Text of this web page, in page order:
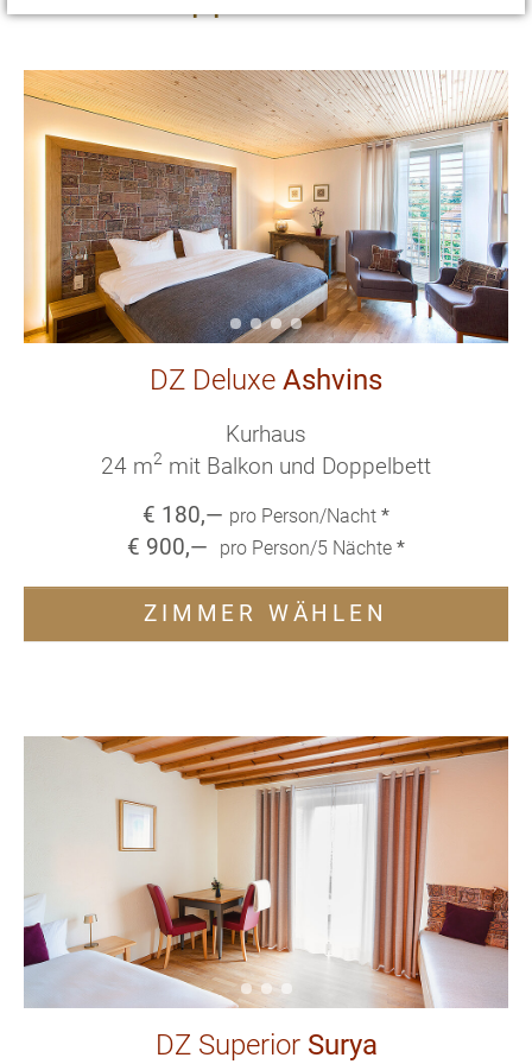
DZ Deluxe Ashvins
Kurhaus
24 m2 mit Balkon und Doppelbett
€ 180,— pro Person/Nacht *
€ 900,— pro Person/5 Nächte *
ZIMMER WÄHLEN
DZ Superior Surya